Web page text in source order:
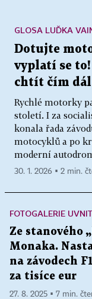
Dotujte
vyplatí se
chtít čím dál
Rychlé motorky
století. I za
konala řada
motocyklů a po
moderní
GLOSA LUĎKA
30. 1. 2026 ▪ 2 min.
FOTOGALERIE
Ze stanového
Monaka.
na závodech
za tisíce eur
27. 8. 2025 ▪ 7 min.